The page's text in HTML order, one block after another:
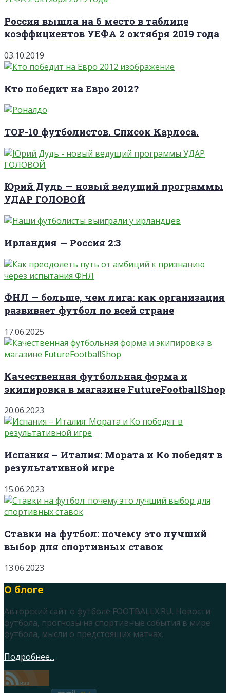
Россия вышла на 6 место в таблице
коэффициентов УЕФА 2 октября 2019 года
03.10.2019
Кто победит на Евро 2012?
TOP-10 футболистов. Список Карлоса.
Юрий Дудь — новый ведущий программы
УДАР ГОЛОВОЙ
Ирландия — Россия 2:3
ФНЛ — больше, чем лига: как организация
развивает футбол по всей стране
17.06.2025
Качественная футбольная форма и
экипировка в магазине FutureFootballShop
20.06.2023
Испания – Италия: Мората и Ко победят в
результативной игре
15.06.2023
Ставки на футбол: почему это лучший
выбор для спортивных ставок
13.06.2023
О блоге
Авторский сайт о футболе FOOTBALLX.RU. Новости
футбола, прогнозы на спортивные события в мире
футбола, мысли о предстоящих матчах.
Подробнее...